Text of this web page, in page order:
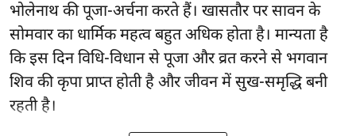
भोलेनाथ की पूजा-अर्चना करते हैं। खासतौर पर सावन के
सोमवार का धार्मिक महत्व बहुत अधिक होता है। मान्यता है
कि इस दिन विधि-विधान से पूजा और व्रत करने से भगवान
शिव की कृपा प्राप्त होती है और जीवन में सुख-समृद्धि बनी
रहती है।